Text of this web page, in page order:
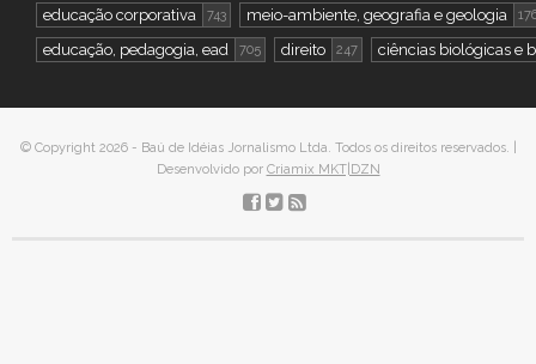
educação corporativa
743 meio-ambiente, geografia e geologia
educação, pedagogia, ead 705 direito 247 ciências biológicas e
© Copyright 2026 - Baú de Idéias Jornalismo Ltda. Todos os direitos reservados. |
Desenvolvido por Criamix MKT|DZN